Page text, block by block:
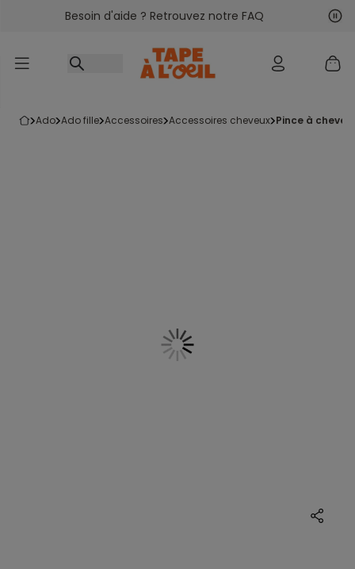
Accéder au contenu
Besoin d'aide ? Retrouvez notre FAQ
ado ado fille accessoires accessoires cheveux pince à